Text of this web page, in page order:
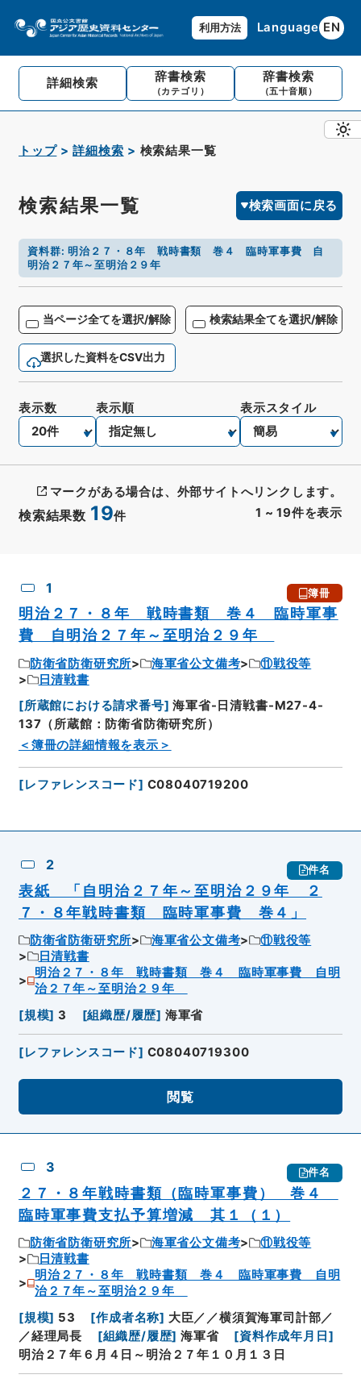
利用方法 Language EN
詳細検索 辞書検索
（カテゴリ）
辞書検索
（五十音順）
トップ 詳細検索 検索結果一覧
検索結果一覧 検索画面に戻る
資料群: 明治２７・８年 戦時書類 巻４ 臨時軍事費 自
明治２７年～至明治２９年
当ページ全てを選択/解除 検索結果全てを選択/解除
選択した資料をCSV出力
検索結果数 19件 1 ~ 19件を表示
表示数 表示順 表示スタイル
マークがある場合は、外部サイトへリンクします。
1 簿冊
明治２７・８年 戦時書類 巻４ 臨時軍事
費 自明治２７年～至明治２９年
防衛省防衛研究所 海軍省公文備考
⑪戦役等
日清戦書
[所蔵館における請求番号] 海軍省-日清戦書-M27-4-
137（所蔵館：防衛省防衛研究所）
＜簿冊の詳細情報を表示＞
[レファレンスコード] C08040719200
2 件名
表紙 「自明治２７年～至明治２９年 ２
７・８年戦時書類 臨時軍事費 巻４」
防衛省防衛研究所 海軍省公文備考
⑪戦役等
日清戦書
明治２７・８年 戦時書類 巻４ 臨時軍事費 自明
治２７年～至明治２９年
[規模] 3 [組織歴/履歴] 海軍省
[レファレンスコード] C08040719300
閲覧
3 件名
２７・８年戦時書類（臨時軍事費） 巻４
臨時軍事費支払予算増減 其１（１）
防衛省防衛研究所 海軍省公文備考
⑪戦役等
日清戦書
明治２７・８年 戦時書類 巻４ 臨時軍事費 自明
治２７年～至明治２９年
[規模] 53 [作成者名称] 大臣／／横須賀海軍司計部／
／経理局長
[組織歴/履歴] 海軍省 [資料作成年月日 ]
明治２７年６月４日～明治２７年１０月１３日